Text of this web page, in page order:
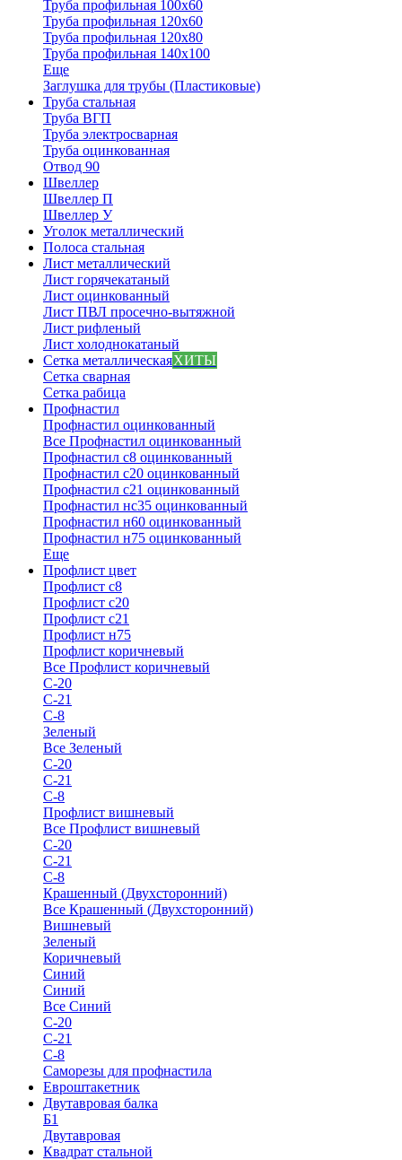
Труба профильная 100х60
Труба профильная 120х60
Труба профильная 120х80
Труба профильная 140х100
Еще
Заглушка для трубы (Пластиковые)
Труба стальная
Труба ВГП
Труба электросварная
Труба оцинкованная
Отвод 90
Швеллер
Швеллер П
Швеллер У
Уголок металлический
Полоса стальная
Лист металлический
Лист горячекатаный
Лист оцинкованный
Лист ПВЛ просечно-вытяжной
Лист рифленый
Лист холоднокатаный
Сетка металлическаяХИТЫ
Сетка сварная
Сетка рабица
Профнастил
Профнастил оцинкованный
Все Профнастил оцинкованный
Профнастил с8 оцинкованный
Профнастил с20 оцинкованный
Профнастил с21 оцинкованный
Профнастил нс35 оцинкованный
Профнастил н60 оцинкованный
Профнастил н75 оцинкованный
Еще
Профлист цвет
Профлист с8
Профлист с20
Профлист с21
Профлист н75
Профлист коричневый
Все Профлист коричневый
С-20
С-21
С-8
Зеленый
Все Зеленый
С-20
С-21
С-8
Профлист вишневый
Все Профлист вишневый
С-20
С-21
С-8
Крашенный (Двухсторонний)
Все Крашенный (Двухсторонний)
Вишневый
Зеленый
Коричневый
Синий
Синий
Все Синий
С-20
С-21
С-8
Саморезы для профнастила
Евроштакетник
Двутавровая балка
Б1
Двутавровая
Квадрат стальной